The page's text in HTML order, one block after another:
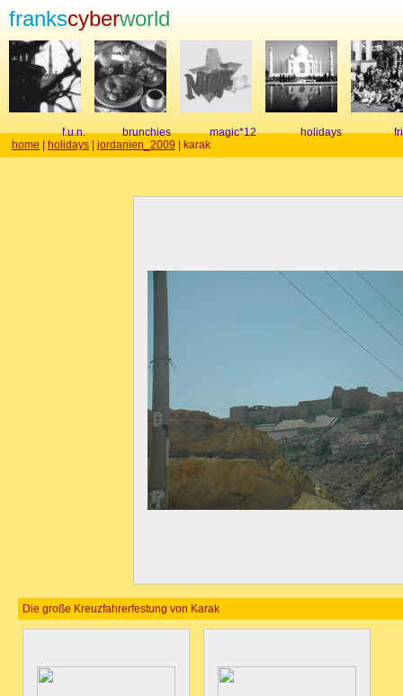
frankscyberworld
home holidays jordanien_2009 | karak
Die große Kreuzfahrerfestung von Karak
f.u.n. brunchies magic*12 holidays